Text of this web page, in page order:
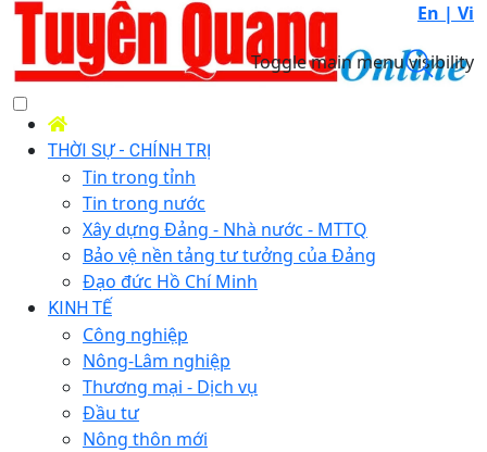
En | Vi
Toggle main menu visibility
THỜI SỰ - CHÍNH TRỊ
Tin trong tỉnh
Tin trong nước
Xây dựng Đảng - Nhà nước - MTTQ
Bảo vệ nền tảng tư tưởng của Đảng
Đạo đức Hồ Chí Minh
KINH TẾ
Công nghiệp
Nông-Lâm nghiệp
Thương mại - Dịch vụ
Đầu tư
Nông thôn mới